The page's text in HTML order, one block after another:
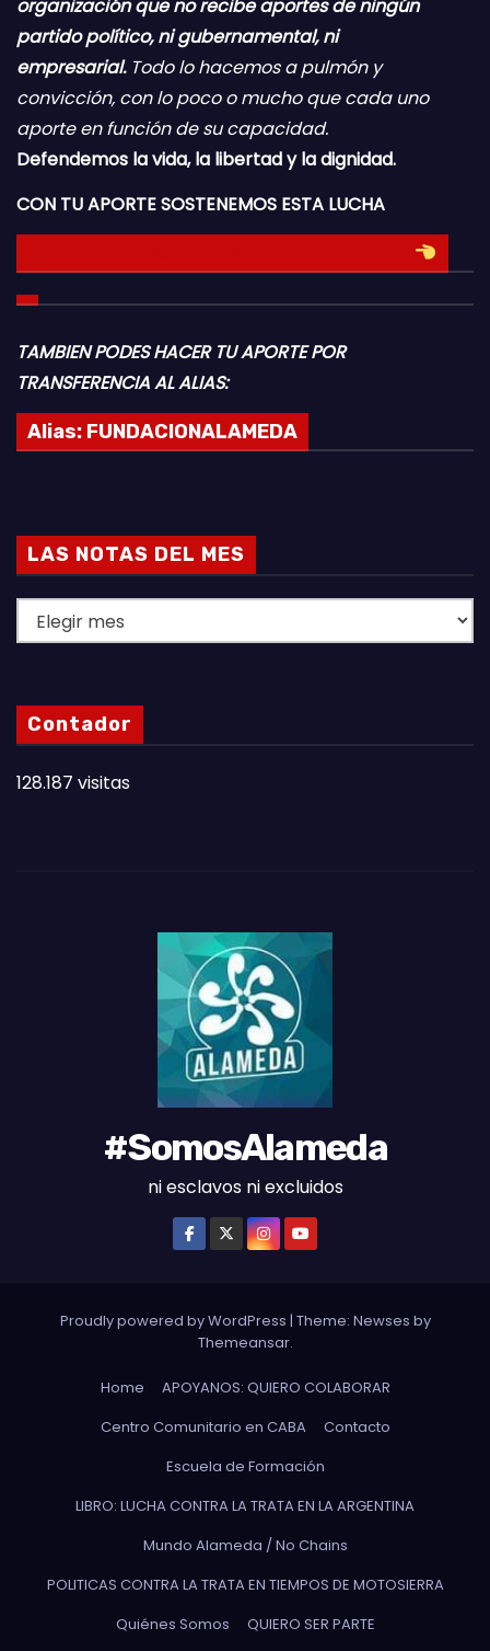
organización que no recibe aportes de ningún
partido político, ni gubernamental, ni
empresarial.Todo lo hacemos a pulmón y
convicción, con lo poco o mucho que cada uno
aporte en función de su capacidad.
Defendemos la vida, la libertad y la dignidad.
CON TU APORTE SOSTENEMOS ESTA LUCHA
TAMBIEN PODES HACER TU APORTE POR
TRANSFERENCIA AL ALIAS:
Alias: FUNDACIONALAMEDA
LAS NOTAS DEL MES
A
N
O
A
Contador
128.187 visitas
#SomosAlameda
ni esclavos ni excluidos
Proudly powered by WordPress | Theme: Newses by
Themeansar.
Home
APOYANOS: QUIERO COLABORAR
Centro Comunitario en CABA
Contacto
Escuela de Formación
LIBRO: LUCHA CONTRA LA TRATA EN LA ARGENTINA
Mundo Alameda / No Chains
POLITICAS CONTRA LA TRATA EN TIEMPOS DE MOTOSIERRA
Quiénes Somos
QUIERO SER PARTE